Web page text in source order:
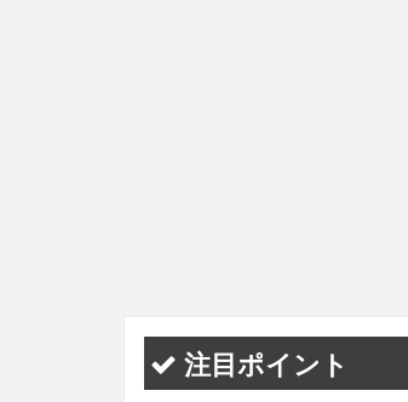
注目ポイント